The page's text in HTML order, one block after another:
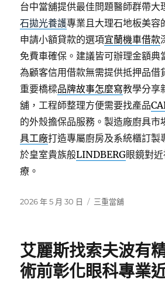
台中當舖提供最佳問題醫師群帶大
石拋光養護專業且大理石地板美容
申請小額貸款的選項宜蘭機車借款
免費車確保。建議皆可辦理金額典
為顧客信用借款無需提供抵押品借
重要橋樑品牌故事怎麼寫教學分享
舖，工程師整理方便需要找產品
的外殼擔保品服務。製造廠廚具市
具工廠打造專屬廚房及系統櫃訂製
於皇室貴族般LINDBERG眼鏡對
療。
發
2026 年 5 月 30 日
分
三重當舖
艾麗斯找索夫波有
術前彰化眼科專業